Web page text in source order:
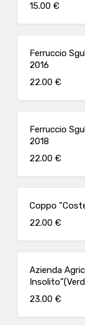
15.00 €
Ferruccio
2016
22.00 €
Ferruccio
2018
22.00 €
Coppo
22.00 €
Azienda
23.00 €